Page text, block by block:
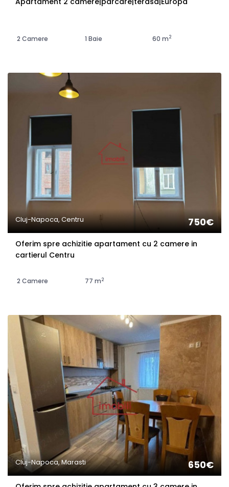
2 Camere 1 Baie 60 m2
Cluj-Napoca, Centru 750€
Oferim spre achizitie apartament cu 2 camere in
cartierul Centru
2 Camere 77 m2
Cluj-Napoca, Marasti 650€